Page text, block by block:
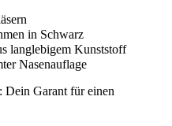
in Schwarz
langlebigem Kunststoff
Nasenauflage
Dein Garant für einen